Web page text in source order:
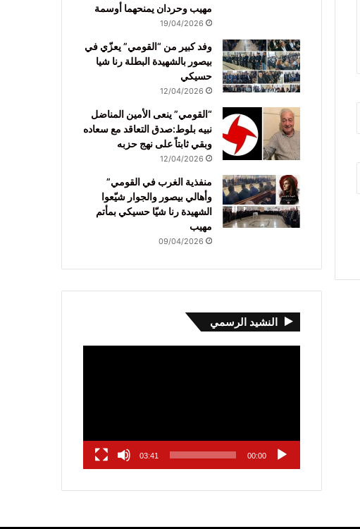
مهيب وحردان يمنحهما أوسمة
19/04/2026
وفد كبير من “القومي” يعزّي في
بيصور بالشهيدة البطلة رنا شيا
حسيكي
12/04/2026
“القومي” ينعى الأمين المناضل
نبيه بلوط:صدق التعاقد مع سعاده
وبقي ثابتاً على نهج حزبه
12/04/2026
منفذية الغرب في القومي”
وأهالي بيصور والجوار شيّعوا
الشهيدة رنا شيّا حسيكي بمأتم
مهيب
09/04/2026
النشيد الرسمي
00:00
03:41